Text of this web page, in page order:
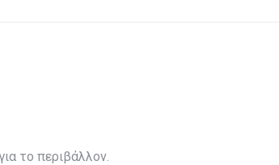
το περιβάλλον.